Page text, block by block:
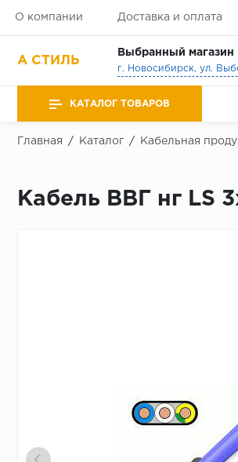
О компании Доставка и оплата
А СТИЛЬ
Выбранный магазин
КАТАЛОГ ТОВАРОВ
Главная / Каталог / Кабельная
Кабель ВВГ нг LS